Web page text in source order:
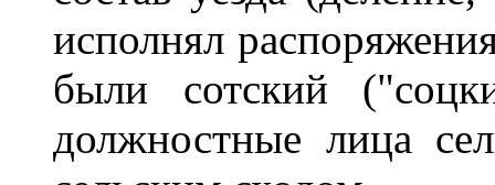
исполнял
были сотский
должностные лица